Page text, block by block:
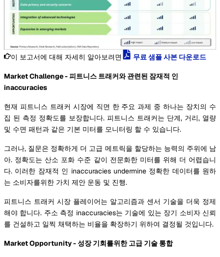
이 보고서에 대해 자세히 알아보려면 무료 샘플 사본 다운로드
Market Challenge - 피트니스 트래커와 관련된 잠재적 인
inaccuracies
현재 피트니스 트래커 시장에 직면 한 주요 과제 중 하나는 장치의 수
집 된 측정 정확도를 보장합니다. 피트니스 트래커는 단계, 거리, 열량
및 수면 패턴과 같은 기본 미터를 모니터링 할 수 있습니다.
그러나, 질문은 정확하게 더 고급 메트릭을 할당하는 능력의 주위에 남
아. 정확도는 산소 포화 수준 같이 전문화한 미터를 위해 더 어렵습니
다. 이러한 잠재적 인 inaccuracies undermine 정확한 데이터를 원하
는 소비자를위한 가치 제안 운동 및 진행.
피트니스 트래커 시장 플레이어는 알고리즘과 센서 기술을 더욱 정제
해야 합니다. 주소 측정 inaccuracies는 기술에 있는 장기 소비자 신뢰
를 건설하고 일찍 채택하는 비율을 확장하기 위하여 결정될 것입니다.
Market Opportunity - 성장 기회를위한 고급 기술 통합